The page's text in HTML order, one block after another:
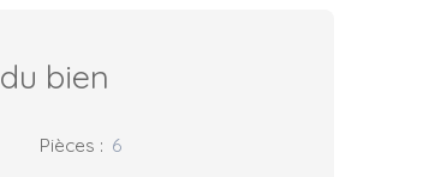
du bien
Pièces : 6